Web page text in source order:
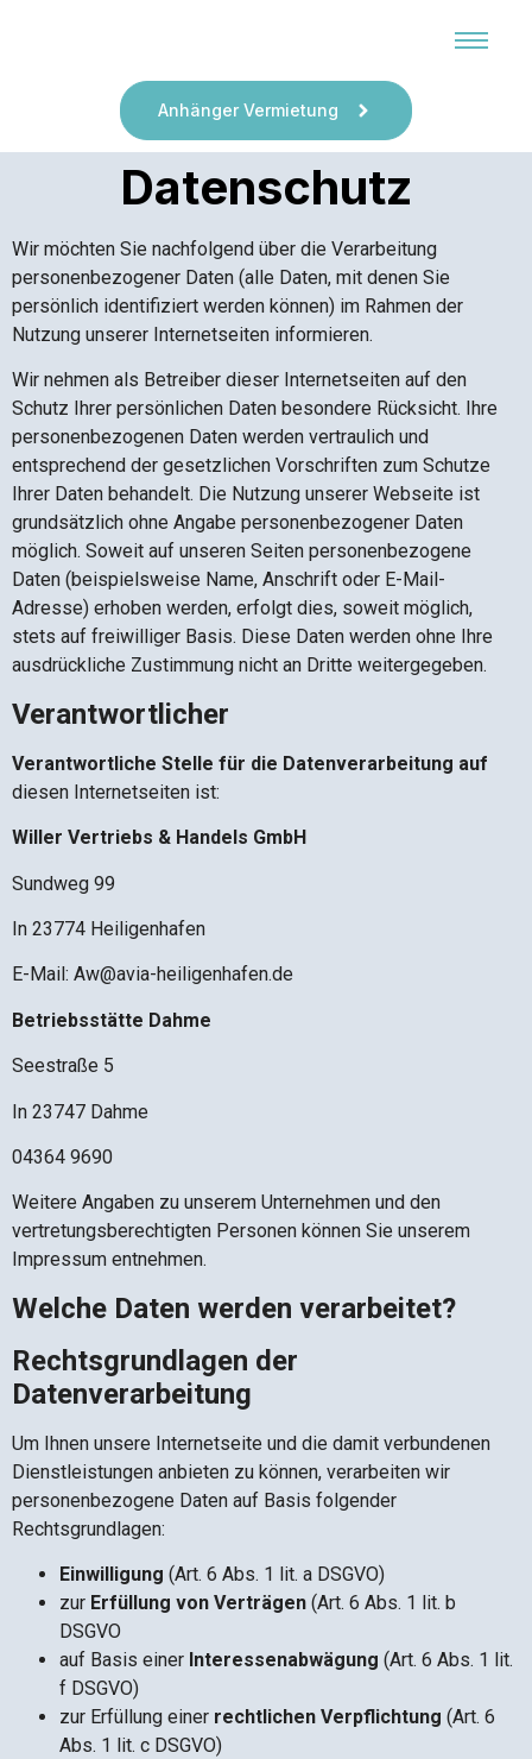
Anhänger Vermietung
Datenschutz
Wir möchten Sie nachfolgend über die Verarbeitung
personenbezogener Daten (alle Daten, mit denen Sie
persönlich identifiziert werden können) im Rahmen der
Nutzung unserer Internetseiten informieren.
Wir nehmen als Betreiber dieser Internetseiten auf den
Schutz Ihrer persönlichen Daten besondere Rücksicht. Ihre
personenbezogenen Daten werden vertraulich und
entsprechend der gesetzlichen Vorschriften zum Schutze
Ihrer Daten behandelt. Die Nutzung unserer Webseite ist
grundsätzlich ohne Angabe personenbezogener Daten
möglich. Soweit auf unseren Seiten personenbezogene
Daten (beispielsweise Name, Anschrift oder E-Mail-
Adresse) erhoben werden, erfolgt dies, soweit möglich,
stets auf freiwilliger Basis. Diese Daten werden ohne Ihre
ausdrückliche Zustimmung nicht an Dritte weitergegeben.
Verantwortlicher
Verantwortliche Stelle für die Datenverarbeitung auf
diesen Internetseiten ist:
Willer Vertriebs & Handels GmbH
Sundweg 99
In 23774 Heiligenhafen
E-Mail: Aw@avia-heiligenhafen.de
Betriebsstätte Dahme
Seestraße 5
In 23747 Dahme
04364 9690
Weitere Angaben zu unserem Unternehmen und den
vertretungsberechtigten Personen können Sie unserem
Impressum entnehmen.
Welche Daten werden verarbeitet?
Rechtsgrundlagen der
Datenverarbeitung
Um Ihnen unsere Internetseite und die damit verbundenen
Dienstleistungen anbieten zu können, verarbeiten wir
personenbezogene Daten auf Basis folgender
Rechtsgrundlagen:
Einwilligung (Art. 6 Abs. 1 lit. a DSGVO)
zur Erfüllung von Verträgen (Art. 6 Abs. 1 lit. b
DSGVO
auf Basis einer Interessenabwägung (Art. 6 Abs. 1 lit.
f DSGVO)
zur Erfüllung einer rechtlichen Verpflichtung (Art. 6
Abs. 1 lit. c DSGVO)